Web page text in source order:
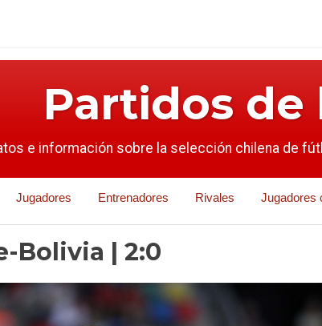
Partidos de
e información sobre la selección chilena de
Jugadores Entrenadores Rivales Jugadores
Bolivia | 2:0